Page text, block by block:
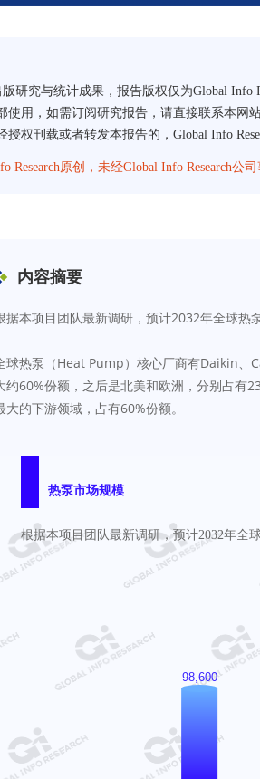
版研究与统计成果，报告版权仅为Global
使用，如需订阅研究报告，请直接联系本网
权刊载或者转发本报告的，Global Info
Research原创，未经Global Info Research公
内容摘要
据本项目团队最新调研，预计2032年全球热
球热泵（Heat Pump）核心厂商有Daikin、
约60%份额，之后是北美和欧洲，分别占有
大的下游领域，占有60%份额。
热泵市场规模
根据本项目团队最新调研，预计2032年全